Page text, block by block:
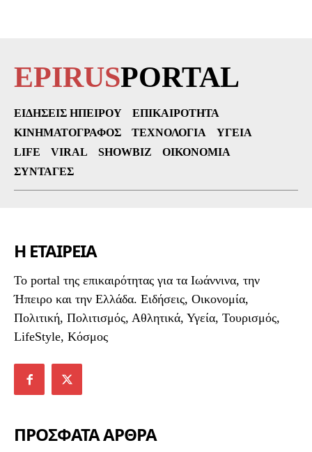
EPIRUSPORTAL
ΕΙΔΉΣΕΙΣ ΗΠΕΊΡΟΥ
ΕΠΙΚΑΙΡΌΤΗΤΑ
ΚΙΝΗΜΑΤΟΓΡΆΦΟΣ
ΤΕΧΝΟΛΟΓΊΑ
ΥΓΕΊΑ
LIFE
VIRAL SHOWBIZ
ΟΙΚΟΝΟΜΊΑ
ΣΥΝΤΑΓΈΣ
Η ΕΤΑΙΡΕΙΑ
To portal της επικαιρότητας για τα Ιωάννινα, την
Ήπειρο και την Ελλάδα. Ειδήσεις, Οικονομία,
Πολιτική, Πολιτισμός, Αθλητικά, Υγεία, Τουρισμός,
LifeStyle, Κόσμος
ΠΡΟΣΦΑΤΑ ΑΡΘΡΑ